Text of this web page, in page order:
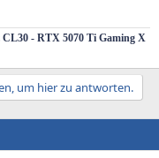
CL30 - RTX 5070 Ti Gaming X
um hier zu antworten.